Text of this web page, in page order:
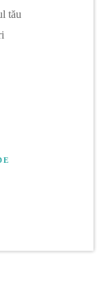
tău